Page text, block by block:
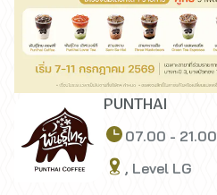
PUNTHAI
07.00 - 21.00
, Level LG